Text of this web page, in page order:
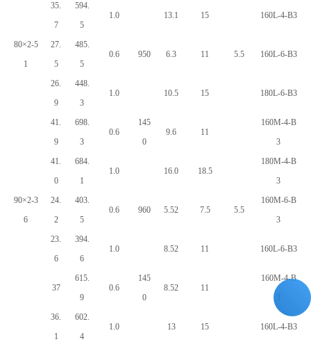
35.
7
594.
5
1.0 13.1 15 160L-4-B3
80×2-5
1
27.
5
485.
5
0.6 950 6.3 11 5.5 160L-6-B3
26.
9
448.
3
1.0 10.5 15 180L-6-B3
41.
9
698.
3
0.6
145
0
9.6 11
160M-4-B
3
41.
0
684.
1
1.0 16.0 18.5
180M-4-B
3
90×2-3
6
24.
2
403.
5
0.6 960 5.52 7.5 5.5
160M-6-B
3
23.
6
394.
6
1.0 8.52 11 160L-6-B3
37
615.
9
0.6
145
0
8.52 11
160M-4-B
36.
1
602.
4
1.0 13 15 160L-4-B3